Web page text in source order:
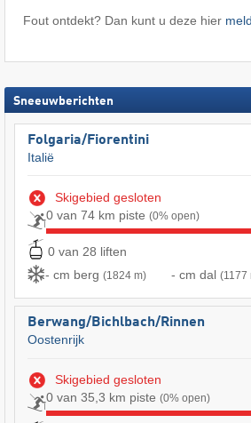
Fout ontdekt? Dan kunt u deze hier
Sneeuwberichten
Folgaria/​Fiorentini
Italië
Skigebied gesloten
0 van 74 km piste (0% open)
0 van 28 liften
- cm berg (1824 m) - cm dal (1177
Berwang/​Bichlbach/​Rinnen
Oostenrijk
Skigebied gesloten
0 van 35,3 km piste (0% open)